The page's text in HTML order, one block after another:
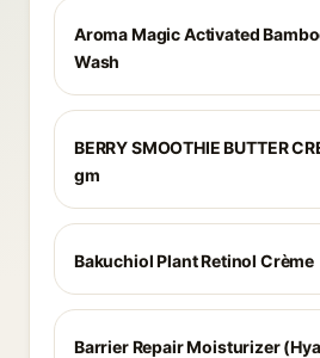
Aroma Magic Activated
Wash
BERRY SMOOTHIE BUTTER
gm
Bakuchiol Plant Retinol Crème
Barrier Repair Moisturizer